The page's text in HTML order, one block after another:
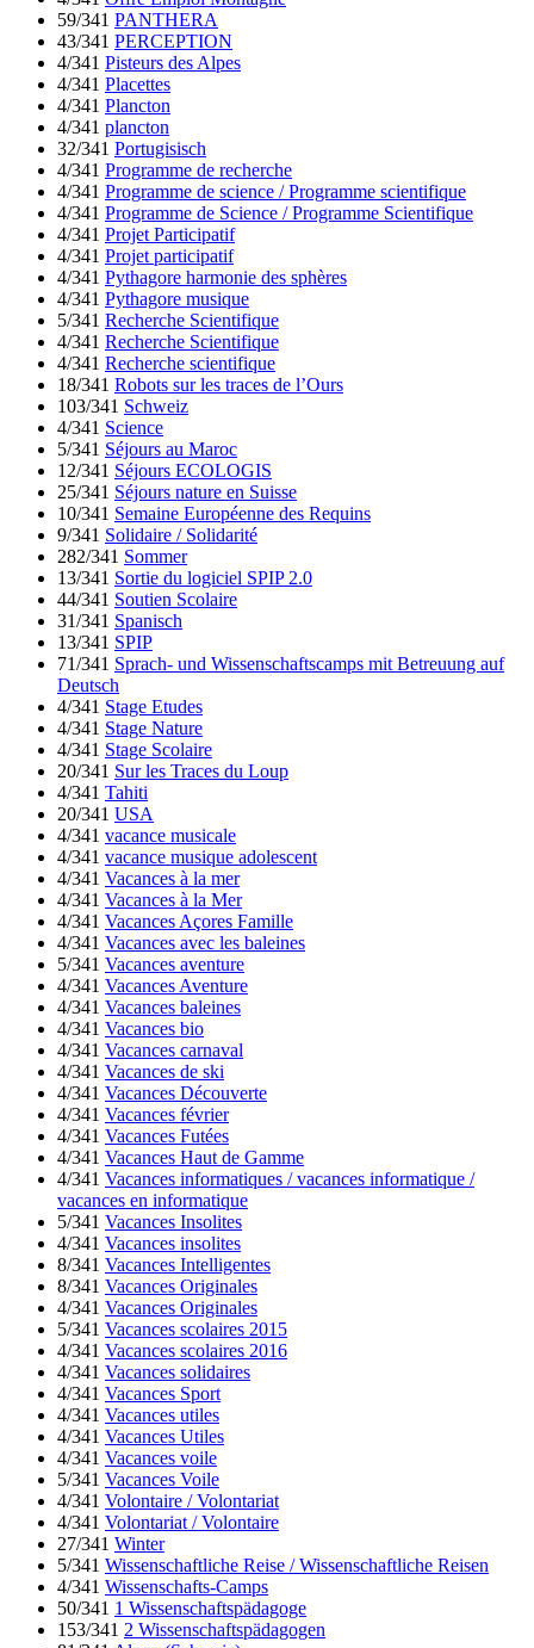
59/341 PANTHERA
43/341 PERCEPTION
4/341 Pisteurs des Alpes
4/341 Placettes
4/341 Plancton
4/341 plancton
32/341 Portugisisch
4/341 Programme de recherche
4/341 Programme de science / Programme scientifique
4/341 Programme de Science / Programme Scientifique
4/341 Projet Participatif
4/341 Projet participatif
4/341 Pythagore harmonie des sphères
4/341 Pythagore musique
5/341 Recherche Scientifique
4/341 Recherche Scientifique
4/341 Recherche scientifique
18/341 Robots sur les traces de l’Ours
103/341 Schweiz
4/341 Science
5/341 Séjours au Maroc
12/341 Séjours ECOLOGIS
25/341 Séjours nature en Suisse
10/341 Semaine Européenne des Requins
9/341 Solidaire / Solidarité
282/341 Sommer
13/341 Sortie du logiciel SPIP 2.0
44/341 Soutien Scolaire
31/341 Spanisch
13/341 SPIP
71/341 Sprach- und Wissenschaftscamps mit Betreuung auf
Deutsch
4/341 Stage Etudes
4/341 Stage Nature
4/341 Stage Scolaire
20/341 Sur les Traces du Loup
4/341 Tahiti
20/341 USA
4/341 vacance musicale
4/341 vacance musique adolescent
4/341 Vacances à la mer
4/341 Vacances à la Mer
4/341 Vacances Açores Famille
4/341 Vacances avec les baleines
5/341 Vacances aventure
4/341 Vacances Aventure
4/341 Vacances baleines
4/341 Vacances bio
4/341 Vacances carnaval
4/341 Vacances de ski
4/341 Vacances Découverte
4/341 Vacances février
4/341 Vacances Futées
4/341 Vacances Haut de Gamme
4/341 Vacances informatiques / vacances informatique /
vacances en informatique
5/341 Vacances Insolites
4/341 Vacances insolites
8/341 Vacances Intelligentes
8/341 Vacances Originales
4/341 Vacances Originales
5/341 Vacances scolaires 2015
4/341 Vacances scolaires 2016
4/341 Vacances solidaires
4/341 Vacances Sport
4/341 Vacances utiles
4/341 Vacances Utiles
4/341 Vacances voile
5/341 Vacances Voile
4/341 Volontaire / Volontariat
4/341 Volontariat / Volontaire
27/341 Winter
5/341 Wissenschaftliche Reise / Wissenschaftliche Reisen
4/341 Wissenschafts-Camps
50/341 1 Wissenschaftspädagoge
153/341 2 Wissenschaftspädagogen